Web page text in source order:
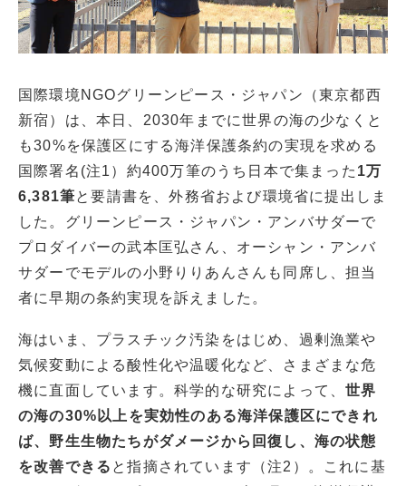
国際環境NGOグリーンピース・ジャパン（東京都西
新宿）は、本日、2030年までに世界の海の少なくと
も30%を保護区にする海洋保護条約の実現を求める
国際署名(注1）約400万筆のうち日本で集まった 1万
6,381筆と要請書を、外務省および環境省に提出しま
した。グリーンピース・ジャパン・アンバサダーで
プロダイバーの武本匡弘さん、オーシャン・アンバ
サダーでモデルの小野りりあんさんも同席し、担当
者に早期の条約実現を訴えました。
海はいま、プラスチック汚染をはじめ、過剰漁業や
気候変動による酸性化や温暖化など、さまざまな危
機に直面しています。科学的な研究によって、世界
の海の30%以上を実効性のある海洋保護区にできれ
ば、野生生物たちがダメージから回復し、海の状態
を改善できる と指摘されています（注2）。これに基